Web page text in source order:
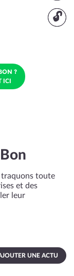
🔓
?
ICI
traquons toute
et des
leur
UNE ACTU